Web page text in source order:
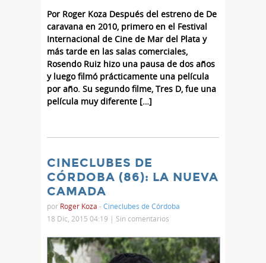
Por Roger Koza Después del estreno de De
caravana en 2010, primero en el Festival
Internacional de Cine de Mar del Plata y
más tarde en las salas comerciales,
Rosendo Ruiz hizo una pausa de dos años
y luego filmó prácticamente una película
por año. Su segundo filme, Tres D, fue una
película muy diferente […]
CINECLUBES DE
CÓRDOBA (86): LA NUEVA
CAMADA
por Roger Koza -Cineclubes de Córdoba
18 Dic, 2015 04:19 | Sin comentarios